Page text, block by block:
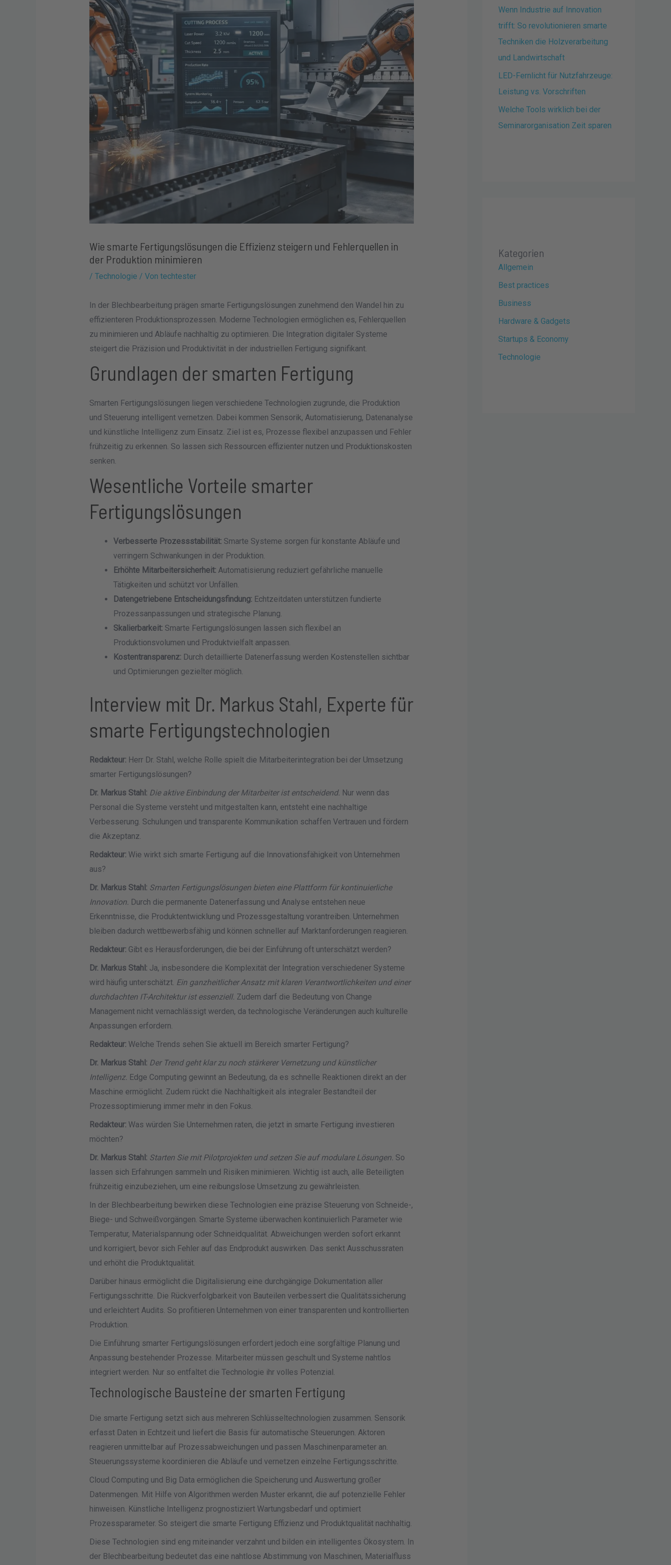
Wie smarte Fertigungslösungen die Effizienz steigern und Fehlerquellen in
der Produktion minimieren
/ Technologie / Von techtester
In der Blechbearbeitung prägen smarte Fertigungslösungen zunehmend den Wandel hin zu
effizienteren Produktionsprozessen. Moderne Technologien ermöglichen es, Fehlerquellen
zu minimieren und Abläufe nachhaltig zu optimieren. Die Integration digitaler Systeme
steigert die Präzision und Produktivität in der industriellen Fertigung signifikant.
Grundlagen der smarten Fertigung
Smarten Fertigungslösungen liegen verschiedene Technologien zugrunde, die Produktion
und Steuerung intelligent vernetzen. Dabei kommen Sensorik, Automatisierung, Datenanalyse
und künstliche Intelligenz zum Einsatz. Ziel ist es, Prozesse flexibel anzupassen und Fehler
frühzeitig zu erkennen. So lassen sich Ressourcen effizienter nutzen und Produktionskosten
senken.
Wesentliche Vorteile smarter
Fertigungslösungen
Verbesserte Prozessstabilität:Smarte Systeme sorgen für konstante Abläufe und
verringern Schwankungen in der Produktion.
Erhöhte Mitarbeitersicherheit:Automatisierung reduziert gefährliche manuelle
Tätigkeiten und schützt vor Unfällen.
Datengetriebene Entscheidungsfindung:Echtzeitdaten unterstützen fundierte
Prozessanpassungen und strategische Planung.
Skalierbarkeit:Smarte Fertigungslösungen lassen sich flexibel an
Produktionsvolumen und Produktvielfalt anpassen.
Kostentransparenz:Durch detaillierte Datenerfassung werden Kostenstellen sichtbar
und Optimierungen gezielter möglich.
Interview mit Dr. Markus Stahl, Experte für
smarte Fertigungstechnologien
Redakteur:Herr Dr. Stahl, welche Rolle spielt die Mitarbeiterintegration bei der Umsetzung
smarter Fertigungslösungen?
Dr. Markus Stahl: Die aktive Einbindung der Mitarbeiter ist entscheidend. Nur wenn das
Personal die Systeme versteht und mitgestalten kann, entsteht eine nachhaltige
Verbesserung. Schulungen und transparente Kommunikation schaffen Vertrauen und fördern
die Akzeptanz.
Redakteur:Wie wirkt sich smarte Fertigung auf die Innovationsfähigkeit von Unternehmen
aus?
Dr. Markus Stahl: Smarten Fertigungslösungen bieten eine Plattform für kontinuierliche
Innovation. Durch die permanente Datenerfassung und Analyse entstehen neue
Erkenntnisse, die Produktentwicklung und Prozessgestaltung vorantreiben. Unternehmen
bleiben dadurch wettbewerbsfähig und können schneller auf Marktanforderungen reagieren.
Redakteur:Gibt es Herausforderungen, die bei der Einführung oft unterschätzt werden?
Dr. Markus Stahl:Ja, insbesondere die Komplexität der Integration verschiedener Systeme
wird häufig unterschätzt. Ein ganzheitlicher Ansatz mit klaren Verantwortlichkeiten und einer
durchdachten IT-Architektur ist essenziell. Zudem darf die Bedeutung von Change
Management nicht vernachlässigt werden, da technologische Veränderungen auch kulturelle
Anpassungen erfordern.
Redakteur:Welche Trends sehen Sie aktuell im Bereich smarter Fertigung?
Dr. Markus Stahl: Der Trend geht klar zu noch stärkerer Vernetzung und künstlicher
Intelligenz. Edge Computing gewinnt an Bedeutung, da es schnelle Reaktionen direkt an der
Maschine ermöglicht. Zudem rückt die Nachhaltigkeit als integraler Bestandteil der
Prozessoptimierung immer mehr in den Fokus.
Redakteur:Was würden Sie Unternehmen raten, die jetzt in smarte Fertigung investieren
möchten?
Dr. Markus Stahl: Starten Sie mit Pilotprojekten und setzen Sie auf modulare Lösungen. So
lassen sich Erfahrungen sammeln und Risiken minimieren. Wichtig ist auch, alle Beteiligten
frühzeitig einzubeziehen, um eine reibungslose Umsetzung zu gewährleisten.
In der Blechbearbeitung bewirken diese Technologien eine präzise Steuerung von Schneide-,
Biege- und Schweißvorgängen. Smarte Systeme überwachen kontinuierlich Parameter wie
Temperatur, Materialspannung oder Schneidqualität. Abweichungen werden sofort erkannt
und korrigiert, bevor sich Fehler auf das Endprodukt auswirken. Das senkt Ausschussraten
und erhöht die Produktqualität.
Darüber hinaus ermöglicht die Digitalisierung eine durchgängige Dokumentation aller
Fertigungsschritte. Die Rückverfolgbarkeit von Bauteilen verbessert die Qualitätssicherung
und erleichtert Audits. So profitieren Unternehmen von einer transparenten und kontrollierten
Produktion.
Die Einführung smarter Fertigungslösungen erfordert jedoch eine sorgfältige Planung und
Anpassung bestehender Prozesse. Mitarbeiter müssen geschult und Systeme nahtlos
integriert werden. Nur so entfaltet die Technologie ihr volles Potenzial.
Technologische Bausteine der smarten Fertigung
Die smarte Fertigung setzt sich aus mehreren Schlüsseltechnologien zusammen. Sensorik
erfasst Daten in Echtzeit und liefert die Basis für automatische Steuerungen. Aktoren
reagieren unmittelbar auf Prozessabweichungen und passen Maschinenparameter an.
Steuerungssysteme koordinieren die Abläufe und vernetzen einzelne Fertigungsschritte.
Cloud Computing und Big Data ermöglichen die Speicherung und Auswertung großer
Datenmengen. Mit Hilfe von Algorithmen werden Muster erkannt, die auf potenzielle Fehler
hinweisen. Künstliche Intelligenz prognostiziert Wartungsbedarf und optimiert
Prozessparameter. So steigert die smarte Fertigung Effizienz und Produktqualität nachhaltig.
Diese Technologien sind eng miteinander verzahnt und bilden ein intelligentes Ökosystem. In
der Blechbearbeitung bedeutet das eine nahtlose Abstimmung von Maschinen, Materialfluss
Wenn Industrie auf Innovation
trifft: So revolutionieren smarte
Techniken die Holzverarbeitung
und Landwirtschaft
LED-Fernlicht für Nutzfahrzeuge:
Leistung vs. Vorschriften
Welche Tools wirklich bei der
Seminarorganisation Zeit sparen
Kategorien
Allgemein
Best practices
Business
Hardware & Gadgets
Startups & Economy
Technologie